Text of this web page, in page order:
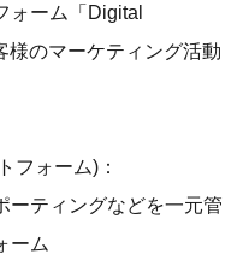
ォーム「Digital
様のマーケティング活動
フォーム)：
ーティングなどを一元管
ーム